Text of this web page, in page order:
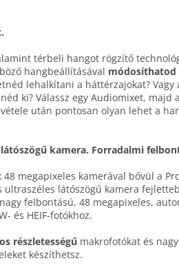
térbeli hangot rögzítő
hang­beállításával
lehalkítani a háttér­zajokat? Vagy
ki? Válassz egy Audiomixet, majd
után pontosan olyan lehet a
kamera. Forradalmi
48 mega­pixeles kamerával bővül a
ultra­széles látó­szögű kamera
felbontású, 48 mega­pixeles,
és HEIF-fotókhoz.
részletességű makro­fotókat és
készíthetsz.